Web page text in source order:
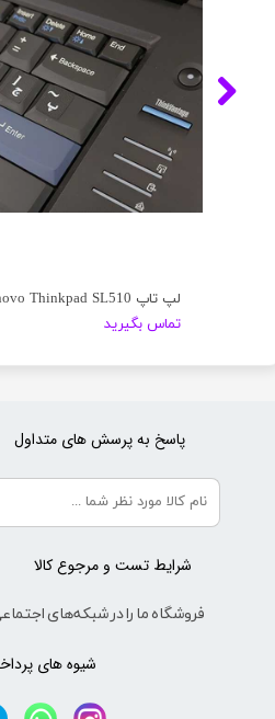
لپ تاپ lenovo Thinkpad SL510
تماس بگیرید
فروشگاه ما را در شبکه‌های
شیوه های
پاسخ به پرسش های متداول
شرایط تست و مرجوع کالا